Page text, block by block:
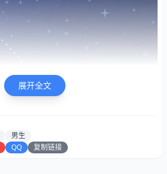
展开全文
男生
QQ 复制链接